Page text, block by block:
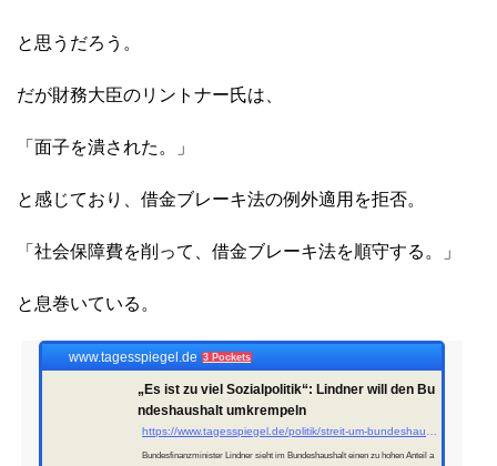
と思うだろう。
だが財務大臣のリントナー氏は、
「面子を潰された。」
と感じており、借金ブレーキ法の例外適用を拒否。
「社会保障費を削って、借金ブレーキ法を順守する。」
と息巻いている。
www.tagesspiegel.de 3 Pockets
„Es ist zu viel Sozialpolitik“: Lindner will den Bu
ndeshaushalt umkrempeln
Bundesfinanzminister Lindner sieht im Bundeshaushalt einen zu hohen Anteil a